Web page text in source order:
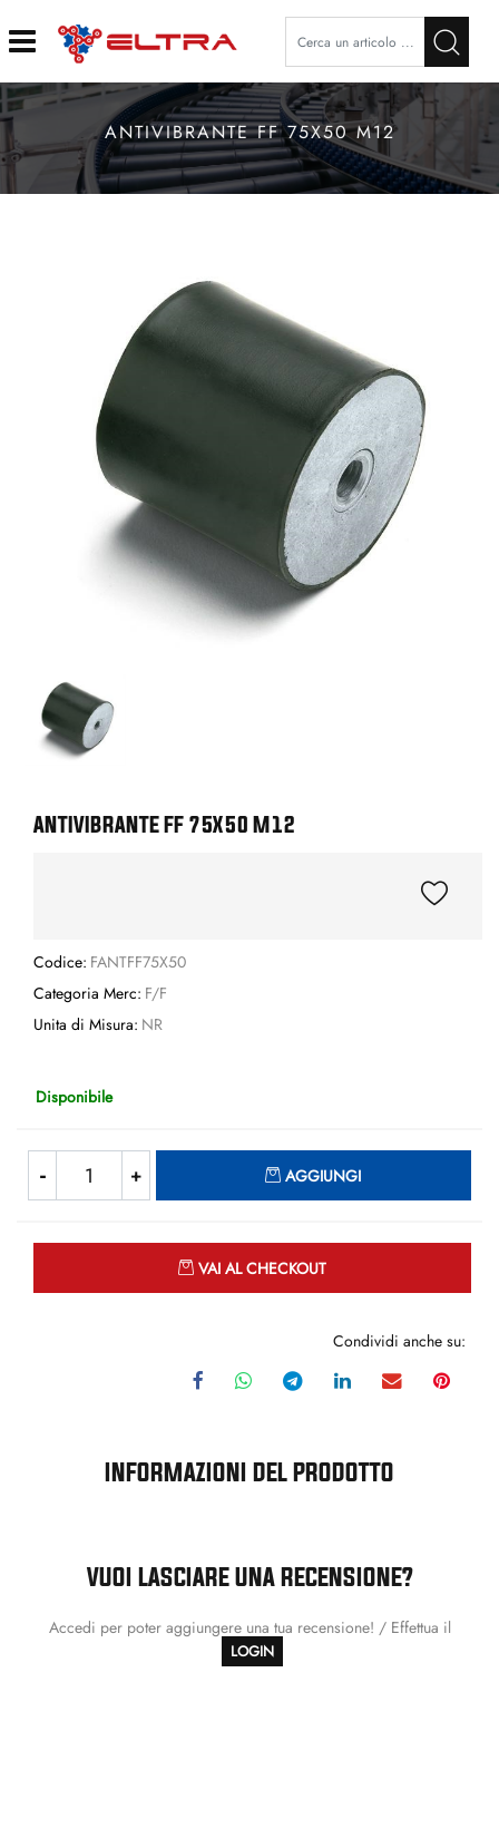
Open
ANTIVIBRANTE FF 75X50 M12
ANTIVIBRANTE FF 75X50 M12
Codice: FANTFF75X50
Categoria Merc: F/F
Unita di Misura: NR
Disponibile
AGGIUNGI
VAI AL CHECKOUT
Condividi anche su:
INFORMAZIONI DEL PRODOTTO
VUOI LASCIARE UNA RECENSIONE?
Accedi per poter aggiungere una tua recensione! / Effettua il
LOGIN